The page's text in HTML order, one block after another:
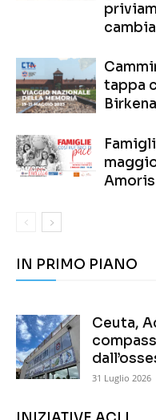
tappa
IN PRIMO PIANO
Ceuta,
31 Luglio 2026